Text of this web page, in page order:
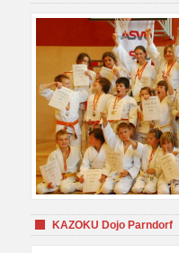
KAZOKU Dojo Parndorf